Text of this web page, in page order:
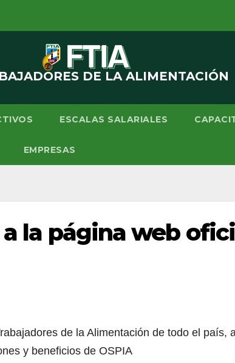
DE LA ALIMENTACIÓN
ESCALAS SALARIALES
EMPRESAS
la página web
de la Alimentación de todo el país,
y beneficios de OSPIA